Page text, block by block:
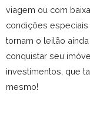
viagem ou com
condições
tornam o leilão
conquistar seu
investimentos, que
mesmo!